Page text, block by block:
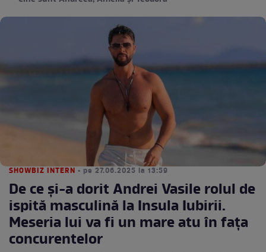
SHOWBIZ INTERN • pe 27.06.2025 la 13:59
De ce și-a dorit Andrei Vasile rolul de
ispită masculină la Insula Iubirii.
Meseria lui va fi un mare atu în fața
concurentelor